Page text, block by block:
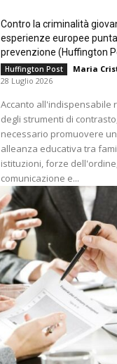
Contro la criminalità
esperienze europee
prevenzione (Huffington
Huffington Post Maria
28 Luglio 2026
Accanto all'indispensabile
degli strumenti di
necessario promuovere
alleanza educativa tra
istituzioni, forze
comunicazione e...